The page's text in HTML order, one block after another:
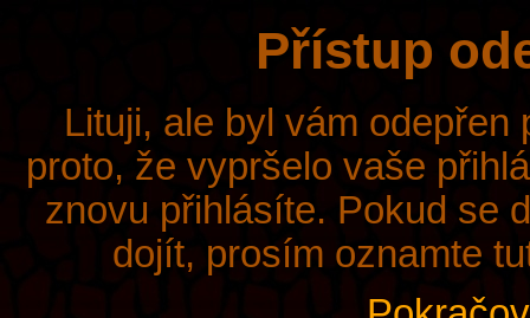
Přístup
Lituji, ale byl vám
proto, že vypršelo vaše
znovu přihlásíte. Pokud se
dojít, prosím oznamte